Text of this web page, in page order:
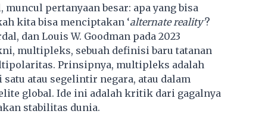
pertanyaan besar: apa yang bisa
kita bisa menciptakan ‘alternate reality’?
dan Louis W. Goodman pada 2023
multipleks, sebuah definisi baru tatanan
Prinsipnya, multipleks adalah
atau segelintir negara, atau dalam
global. Ide ini adalah kritik dari gagalnya
stabilitas dunia.